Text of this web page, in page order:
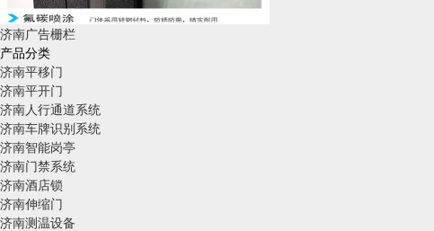
济南广告栅栏
产品分类
济南平移门
济南平开门
济南人行通道系统
济南车牌识别系统
济南智能岗亭
济南门禁系统
济南酒店锁
济南伸缩门
济南测温设备